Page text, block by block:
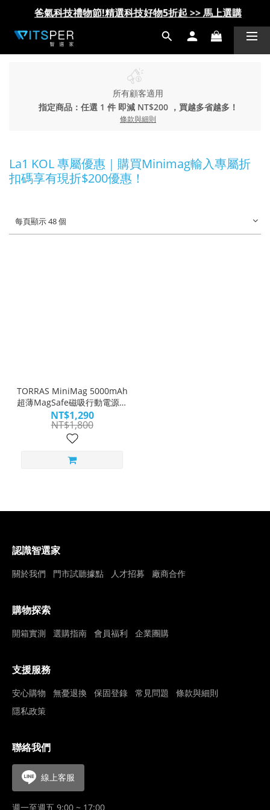
爸氣科技禮物節!精選科技好物5折起 >> 馬上選購
爸氣科技禮物節!精選科技好物5折起 >> 馬上選購
所有顧客適用
指定商品：任選 1 件 即減 NT$200 ，買越多省越多！
條款與細則
La1 KOL 專屬優惠｜購買Minimag輸入專屬折
扣碼享有現折$200優惠！
每頁顯示 48 個
TORRAS MiniMag 5000mAh
超薄MagSafe磁吸行動電源｜
輕薄疾快・超極吸
NT$1,290
NT$1,800
認識智選家
關於我們 門市試聽據點 人才招募 廠商合作
購物探索
開箱實測 選購指南 會員福利 企業團購
支援服務
安心購物 無憂退換 保固登錄 常見問題
條款與細則
隱私政策
聯絡我們
線上客服
週一至週五 9:00 ~ 17:00